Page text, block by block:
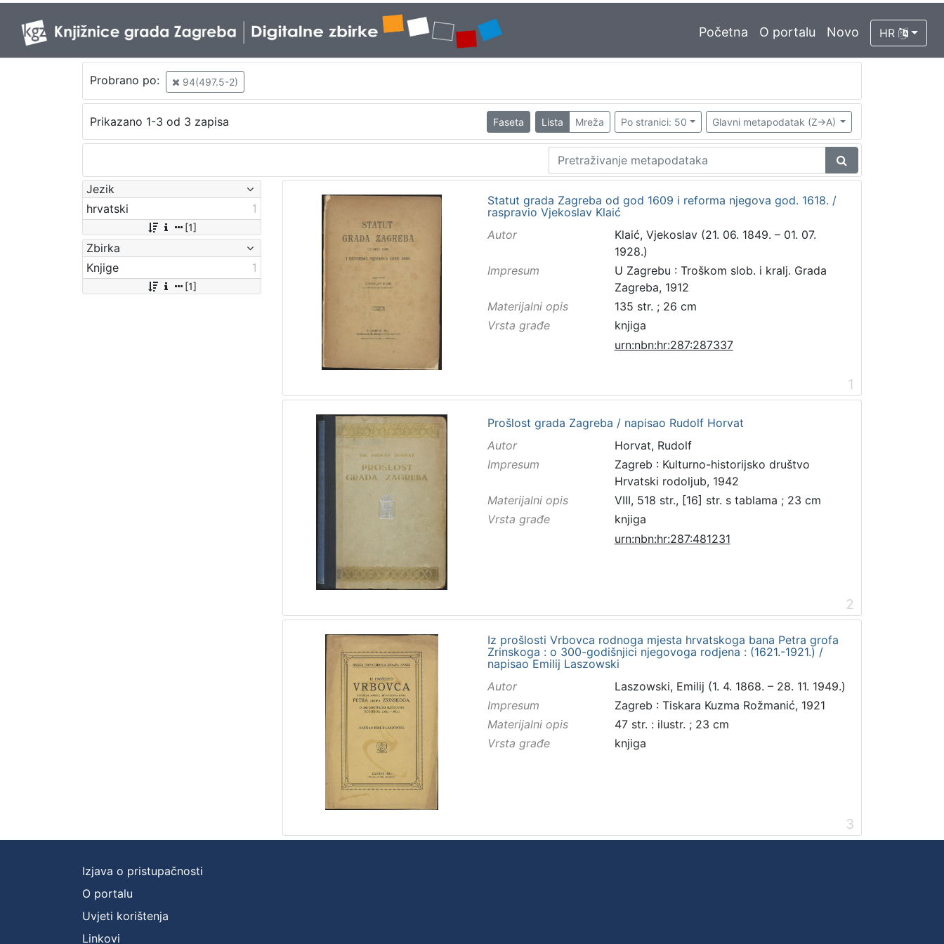
Početna O portalu Novo HR
Probrano po: 94(497.5-2)
Prikazano 1-3 od 3 zapisa Faseta Lista Mreža Po stranici: 50 Glavni metapodatak (Z->A)
Jezik
hrvatski
1
[1]
Zbirka
Knjige
1
[1]
Statut grada Zagreba od god 1609 i reforma njegova god. 1618. /
raspravio Vjekoslav Klaić
Autor
Klaić, Vjekoslav (21. 06. 1849. – 01. 07.
1928.)
Impresum
U Zagrebu : Troškom slob. i kralj. Grada
Zagreba, 1912
Materijalni opis
135 str. ; 26 cm
Vrsta građe
knjiga
urn:nbn:hr:287:287337
1
Prošlost grada Zagreba / napisao Rudolf Horvat
Autor
Horvat, Rudolf
Impresum
Zagreb : Kulturno-historijsko društvo
Hrvatski rodoljub, 1942
Materijalni opis
VIII, 518 str., [16] str. s tablama ; 23 cm
Vrsta građe
knjiga
urn:nbn:hr:287:481231
2
Iz prošlosti Vrbovca rodnoga mjesta hrvatskoga bana Petra grofa
Zrinskoga : o 300-godišnjici njegovoga rodjena : (1621.-1921.) /
napisao Emilij Laszowski
Autor
Laszowski, Emilij (1. 4. 1868. – 28. 11. 1949.)
Impresum
Zagreb : Tiskara Kuzma Rožmanić, 1921
Materijalni opis
47 str. : ilustr. ; 23 cm
Vrsta građe
knjiga
3
Izjava o pristupačnosti
O portalu
Uvjeti korištenja
Linkovi